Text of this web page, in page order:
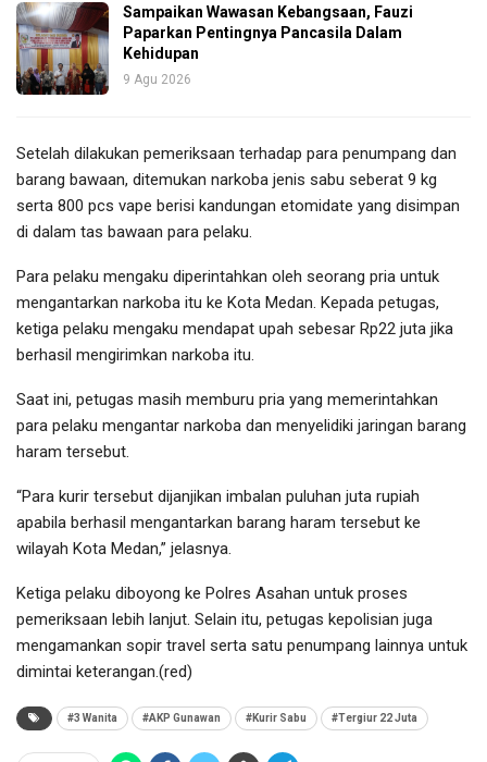
Sampaikan Wawasan Kebangsaan, Fauzi
Paparkan Pentingnya Pancasila Dalam
Kehidupan
9 Agu 2026
Setelah dilakukan pemeriksaan terhadap para penumpang dan
barang bawaan, ditemukan narkoba jenis sabu seberat 9 kg
serta 800 pcs vape berisi kandungan etomidate yang disimpan
di dalam tas bawaan para pelaku.
Para pelaku mengaku diperintahkan oleh seorang pria untuk
mengantarkan narkoba itu ke Kota Medan. Kepada petugas,
ketiga pelaku mengaku mendapat upah sebesar Rp22 juta jika
berhasil mengirimkan narkoba itu.
Saat ini, petugas masih memburu pria yang memerintahkan
para pelaku mengantar narkoba dan menyelidiki jaringan barang
haram tersebut.
“Para kurir tersebut dijanjikan imbalan puluhan juta rupiah
apabila berhasil mengantarkan barang haram tersebut ke
wilayah Kota Medan,” jelasnya.
Ketiga pelaku diboyong ke Polres Asahan untuk proses
pemeriksaan lebih lanjut. Selain itu, petugas kepolisian juga
mengamankan sopir travel serta satu penumpang lainnya untuk
dimintai keterangan.(red)
#3 Wanita #AKP Gunawan #Kurir Sabu #Tergiur 22 Juta